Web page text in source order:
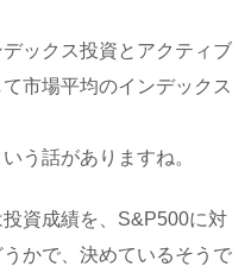
ックス投資とアクティブ
市場平均のインデックス
う話がありますね。
資成績を、S&P500に対
かで、決めているそうで